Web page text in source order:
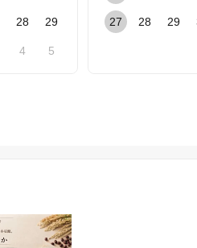
28 29
4 5
27 28 29